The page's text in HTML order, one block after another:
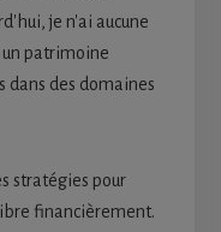
je n'ai aucune
patrimoine
dans des domaines
stratégies pour
financièrement.